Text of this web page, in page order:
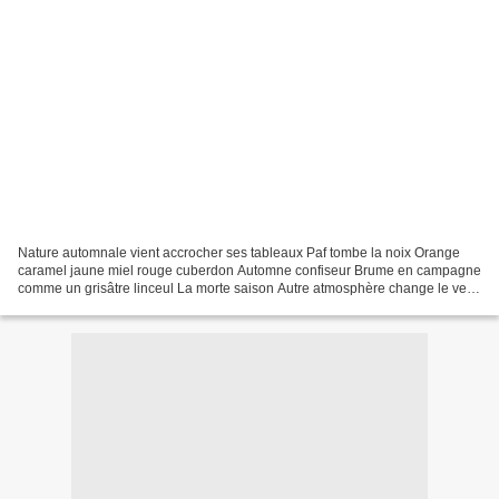
Nature automnale vient accrocher ses tableaux Paf tombe la noix Orange
caramel jaune miel rouge cuberdon Automne confiseur Brume en campagne
comme un grisâtre linceul La morte saison Autre atmosphère change le vert